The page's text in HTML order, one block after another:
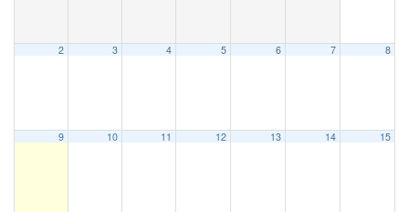
2 3 4 5 6 7 8
9 10 11 12 13 14 15